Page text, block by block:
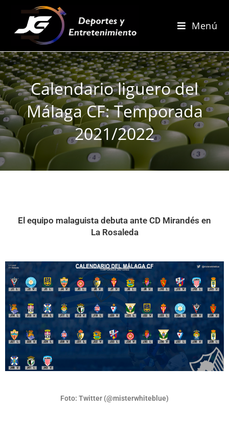
Menú
Calendario liguero del
Málaga CF: Temporada
2021/2022
El equipo malaguista debuta ante CD Mirandés en
La Rosaleda
Foto: Twitter (@misterwhiteblue)